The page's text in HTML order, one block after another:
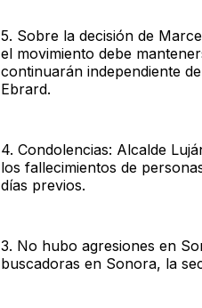
5. Sobre la decisión de
el movimiento debe
continuarán independiente
Ebrard.
4. Condolencias: Alcalde
los fallecimientos de
días previos.
3. No hubo agresiones en
buscadoras en Sonora, la